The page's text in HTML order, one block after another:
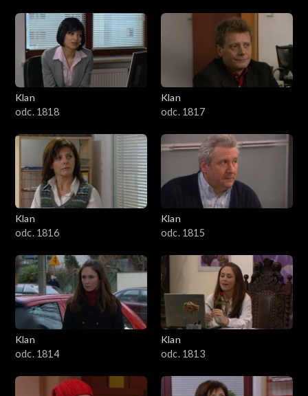
Klan
odc. 1818
Klan
odc. 1817
Klan
odc. 1816
Klan
odc. 1815
Klan
odc. 1814
Klan
odc. 1813